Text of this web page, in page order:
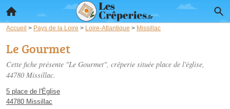
Accueil > Pays de la Loire > Loire-Atlantique > Missillac
Le Gourmet
Cette fiche présente "Le Gourmet", crêperie située place de l'église,
44780 Missillac.
5 place de l'Église
44780 Missillac